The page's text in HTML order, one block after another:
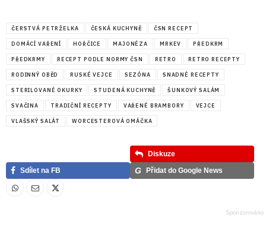
ČERSTVÁ PETRŽELKA ČESKÁ KUCHYNĚ ČSN RECEPT
DOMÁCÍ VAŘENÍ HOŘČICE MAJONÉZA MRKEV PŘEDKRM
PŘEDKRMY RECEPT PODLE NORMY ČSN RETRO RETRO RECEPTY
RODINNÝ OBĚD RUSKÉ VEJCE SEZÓNA SNADNÉ RECEPTY
STERILOVANÉ OKURKY STUDENÁ KUCHYNĚ ŠUNKOVÝ SALÁM
SVAČINA TRADIČNÍ RECEPTY VAŘENÉ BRAMBORY VEJCE
VLAŠSKÝ SALÁT WORCESTEROVÁ OMÁČKA
Diskuze
Sdílet na FB
G Přidat do Google News